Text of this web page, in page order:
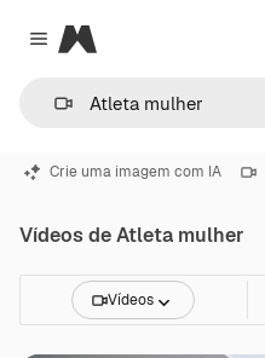
Close menu
Magnific
Crie uma imagem com IA
Vídeos de Atleta mulher
Vídeos